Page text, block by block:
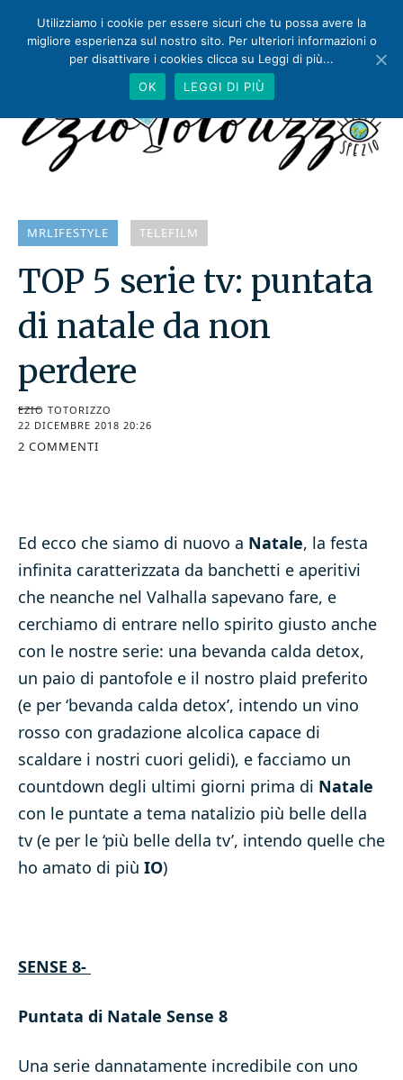
MRLIFESTYLE TELEFILM
TOP 5 serie tv: puntata
di natale da non
perdere
EZIO TOTORIZZO
22 DICEMBRE 2018 20:26
2 COMMENTI
Ed ecco che siamo di nuovo a Natale, la festa
infinita caratterizzata da banchetti e aperitivi
che neanche nel Valhalla sapevano fare, e
cerchiamo di entrare nello spirito giusto anche
con le nostre serie: una bevanda calda detox,
un paio di pantofole e il nostro plaid preferito
(e per ‘bevanda calda detox’, intendo un vino
rosso con gradazione alcolica capace di
scaldare i nostri cuori gelidi), e facciamo un
countdown degli ultimi giorni prima di Natale
con le puntate a tema natalizio più belle della
tv (e per le ‘più belle della tv’, intendo quelle che
ho amato di più IO)
SENSE 8-
Puntata di Natale Sense 8
Una serie dannatamente incredibile con uno
Utilizziamo i cookie per essere sicuri che tu possa avere la
migliore esperienza sul nostro sito. Per ulteriori informazioni o
per disattivare i cookies clicca su Leggi di più...
OK
LEGGI DI PIÙ